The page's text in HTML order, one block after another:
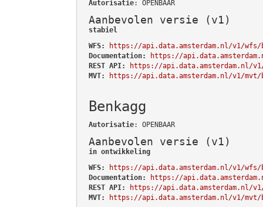
Autorisatie: OPENBAAR
Aanbevolen versie (v1)
stabiel
WFS:
https://api.data.amsterdam.nl/v1/wfs/
Documentation:
https://
REST API:
https://api.data.amsterdam.nl/
MVT:
https://api.data.amsterdam.nl/v1/mvt/
Benkagg
Autorisatie: OPENBAAR
Aanbevolen versie (v1)
in ontwikkeling
WFS:
https://api.data.amsterdam.nl/v1/wfs/
Documentation:
https://
REST API:
https://api.data.amsterdam.nl/v1/
MVT:
https://api.data.amsterdam.nl/v1/mvt/